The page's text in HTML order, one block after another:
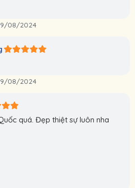
08/2024
08/2024
quá. Đẹp thiệt sự luôn nha